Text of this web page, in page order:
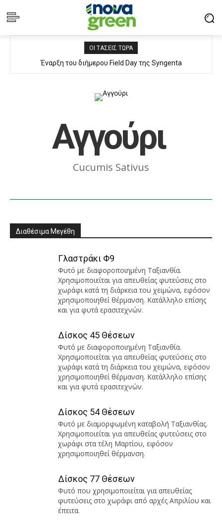
ΟΙ ΤΆΣΕΙΣ ΤΏΡΑ
Έναρξη του διήμερου Field Day της Syngenta
Αγγούρι
Cucumis Sativus
Διαθέσιμα Μεγέθη
Γλαστράκι Φ9
Φυτό με διαφοροποιημένη Ταξιανθία.
Χρησιμοποιείται για απευθείας φυτεύσεις στο
χωράφι κατά τη διάρκεια του χειμώνα, εφόσον
χρησιμοποιηθεί θέρμανση. Κατάλληλο επίσης
και για φυτά ερασιτεχνών.
Δίσκος 45 Θέσεων
Φυτό με διαφοροποιημένη Ταξιανθία.
Χρησιμοποιείται για απευθείας φυτεύσεις στο
χωράφι κατά τη διάρκεια του χειμώνα, εφόσον
χρησιμοποιηθεί θέρμανση. Κατάλληλο επίσης
και για φυτά ερασιτεχνών.
Δίσκος 54 Θέσεων
Φυτό με διαμορφωμένη καταβολή Ταξιανθίας.
Χρησιμοποιείται για απευθείας φυτεύσεις στο
χωράφι στα τέλη Μαρτίου, εφόσον
χρησιμοποιηθεί θέρμανση.
Δίσκος 77 Θέσεων
Φυτό που χρησιμοποιείται για απευθείας
φυτεύσεις στο χωράφι από αρχές Απριλίου και
έπειτα.